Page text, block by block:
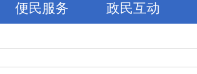
便民服务 政民互动